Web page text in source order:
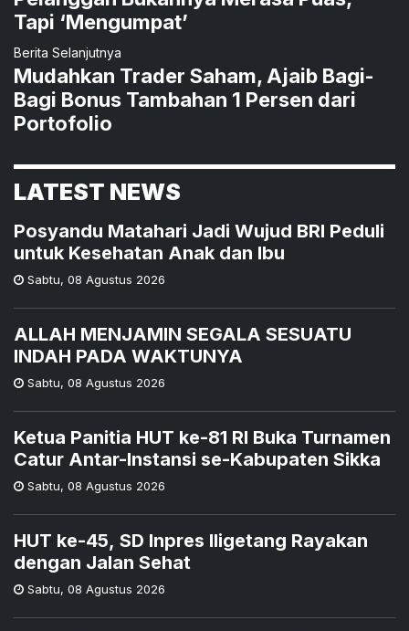
Tapi ‘Mengumpat’
Berita Selanjutnya
Mudahkan Trader Saham, Ajaib Bagi-
Bagi Bonus Tambahan 1 Persen dari
Portofolio
LATEST NEWS
Posyandu Matahari Jadi Wujud BRI Peduli
untuk Kesehatan Anak dan Ibu
Sabtu, 08 Agustus 2026
ALLAH MENJAMIN SEGALA SESUATU
INDAH PADA WAKTUNYA
Sabtu, 08 Agustus 2026
Ketua Panitia HUT ke-81 RI Buka Turnamen
Catur Antar-Instansi se-Kabupaten Sikka
Sabtu, 08 Agustus 2026
HUT ke-45, SD Inpres Iligetang Rayakan
dengan Jalan Sehat
Sabtu, 08 Agustus 2026